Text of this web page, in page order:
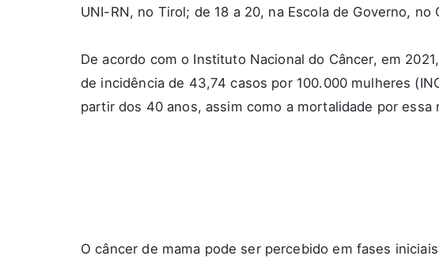
UNI-RN, no Tirol; de 18 a 20, na Escola de Governo,
De acordo com o Instituto Nacional do Câncer, em
de incidência de 43,74 casos por 100.000 mulheres
partir dos 40 anos, assim como a mortalidade por essa
O câncer de mama pode ser percebido em fases